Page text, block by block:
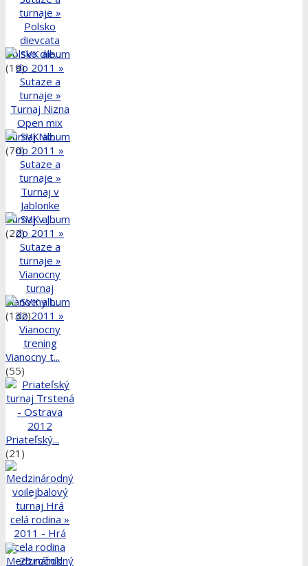
Polsko die...
(19)
Turnaj Niz...
(70)
Turnaj v J...
(22)
Vianocny t...
(132)
Vianocny t...
(55)
Priateľský...
(21)